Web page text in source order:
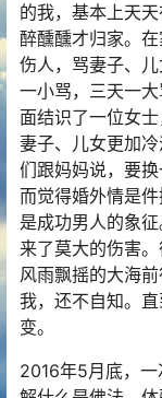
的我，基本上天
醉醺醺才归家。
伤人，骂妻子、
一小骂，三天一
面结识了一位女
妻子、儿女更加
们跟妈妈说，要
而觉得婚外情是
是成功男人的象
来了莫大的伤害
风雨飘摇的大海
我，还不自知。
变。
2016年5月底，